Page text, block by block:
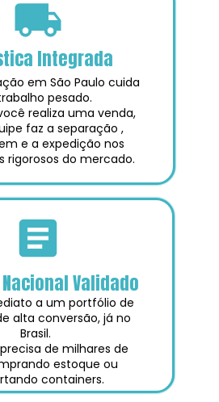
Validado
Integrada
em São Paulo cuida
pesado.
realiza uma venda,
faz a separação ,
e a expedição nos
rigorosos do mercado.
a um portfólio de
alta conversão, já no
Brasil.
de milhares de
estoque ou
containers.